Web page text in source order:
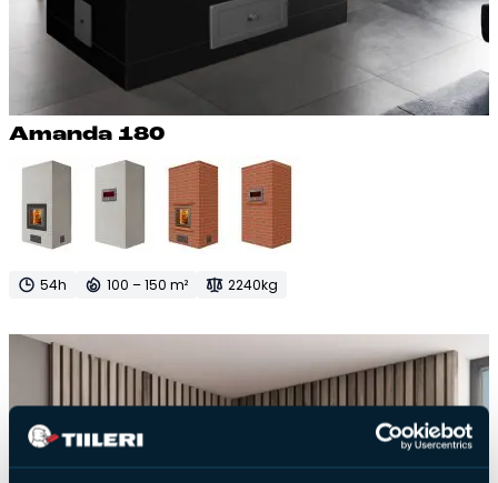
Aman­da 180
54h 100 – 150 m² 2240kg